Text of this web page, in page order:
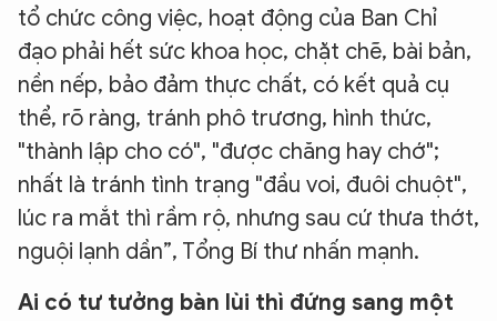
tổ chức công việc, hoạt động của Ban Chỉ
đạo phải hết sức khoa học, chặt chẽ, bài bản,
nền nếp, bảo đảm thực chất, có kết quả cụ
thể, rõ ràng, tránh phô trương, hình thức,
"thành lập cho có", "được chăng hay chớ";
nhất là tránh tình trạng "đầu voi, đuôi chuột",
lúc ra mắt thì rầm rộ, nhưng sau cứ thưa thớt,
nguội lạnh dần”, Tổng Bí thư nhấn mạnh.
Ai có tư tưởng bàn lùi thì đứng sang một